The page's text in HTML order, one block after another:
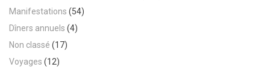
Manifestations (54)
Dîners annuels (4)
Non classé (17)
Voyages (12)